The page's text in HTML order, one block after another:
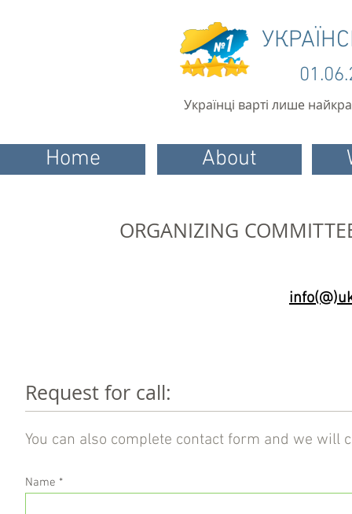
Українці варті лише
Home About
ORGANIZING
Request for call:
You can also complete contact form and we will
Name